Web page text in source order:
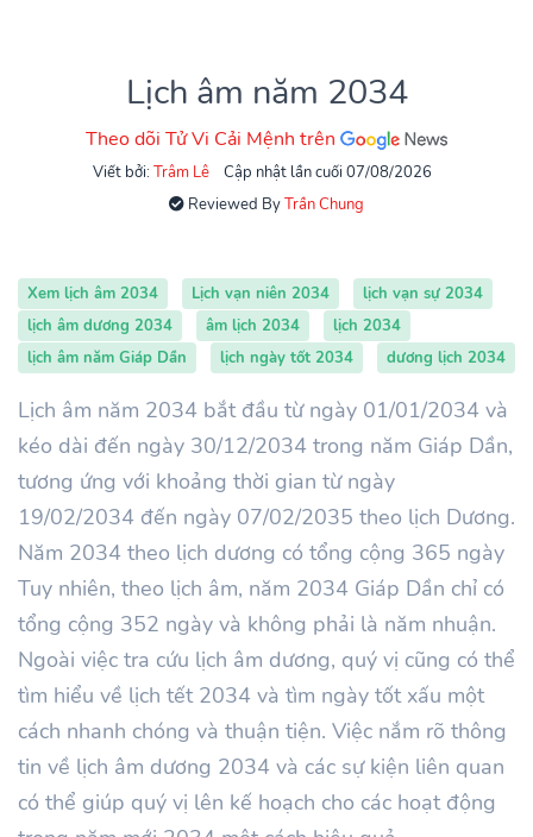
Lịch âm năm 2034
Theo dõi Tử Vi Cải Mệnh trên
Viết bởi: Trâm Lê
Cập nhật lần cuối 07/08/2026
Reviewed ByTrần Chung
Xem lịch âm 2034 Lịch vạn niên 2034
lịch vạn sự 2034
lịch âm dương 2034
âm lịch 2034
lịch 2034
lịch âm năm Giáp Dần
lịch ngày tốt 2034 dương lịch 2034
Lịch âm năm 2034 bắt đầu từ ngày 01/01/2034 và
kéo dài đến ngày 30/12/2034 trong năm Giáp Dần,
tương ứng với khoảng thời gian từ ngày
19/02/2034 đến ngày 07/02/2035 theo lịch Dương.
Năm 2034 theo lịch dương có tổng cộng 365 ngày
Tuy nhiên, theo lịch âm, năm 2034 Giáp Dần chỉ có
tổng cộng 352 ngày và không phải là năm nhuận.
Ngoài việc tra cứu lịch âm dương, quý vị cũng có thể
tìm hiểu về lịch tết 2034 và tìm ngày tốt xấu một
cách nhanh chóng và thuận tiện. Việc nắm rõ thông
tin về lịch âm dương 2034 và các sự kiện liên quan
có thể giúp quý vị lên kế hoạch cho các hoạt động